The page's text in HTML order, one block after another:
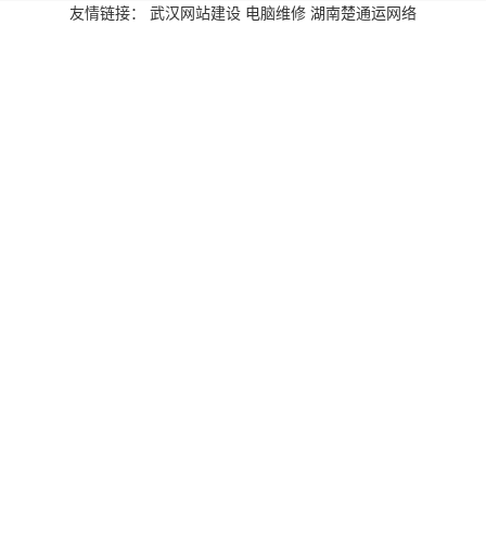
友情链接： 武汉网站建设 电脑维修 湖南楚通运网络